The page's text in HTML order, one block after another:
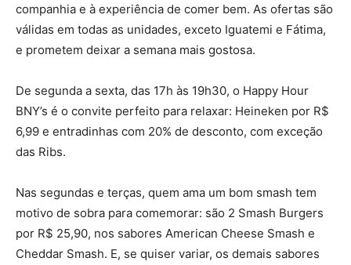
companhia e à experiência de comer bem. As ofertas são
válidas em todas as unidades, exceto Iguatemi e Fátima,
e prometem deixar a semana mais gostosa.
De segunda a sexta, das 17h às 19h30, o Happy Hour
BNY’s é o convite perfeito para relaxar: Heineken por R$
6,99 e entradinhas com 20% de desconto, com exceção
das Ribs.
Nas segundas e terças, quem ama um bom smash tem
motivo de sobra para comemorar: são 2 Smash Burgers
por R$ 25,90, nos sabores American Cheese Smash e
Cheddar Smash. E, se quiser variar, os demais sabores